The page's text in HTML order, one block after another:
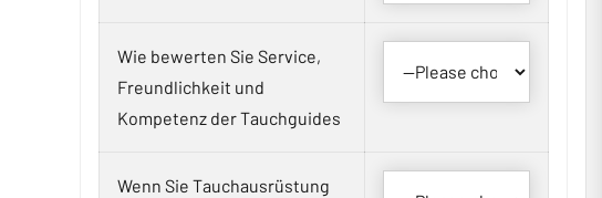
Wie bewerten Sie Service,
Freundlichkeit und
Kompetenz der Tauchguides
Wenn Sie Tauchausrüstung